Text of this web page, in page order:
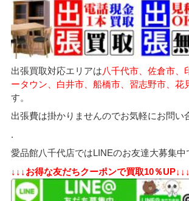
出張買取対応エリアは八千代市、佐倉市、
ータウン、白井市、船橋市、習志野市、花
す。
出張費は掛かりませんのでお気軽にお問い
.
愛品館八千代店ではLINEのお友達大募集中
↓↓↓お得な友だちクーポンで買取10％UP↓↓↓